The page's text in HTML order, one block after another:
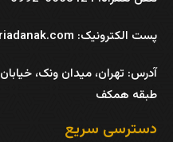
پست الکترونیک: info{at}ariadanak.com
آدرس:
طبقه همکف
دسترسی سریع